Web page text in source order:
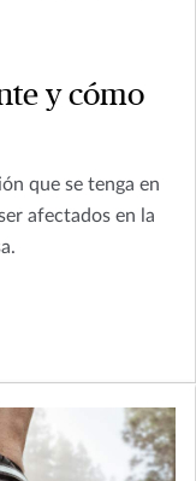
y cómo
que se tenga en
afectados en la